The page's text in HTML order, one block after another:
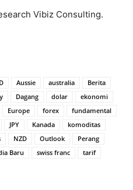
Vibiz Consulting.
Aussie australia
Berita
Dagang dolar
ekonomi
Europe forex
fundamental
JPY Kanada
komoditas
NZD Outlook
Perang
Baru swiss franc
tarif